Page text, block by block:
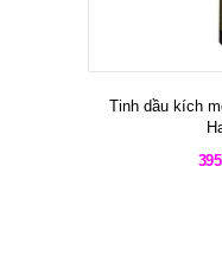
Tinh dầu kích